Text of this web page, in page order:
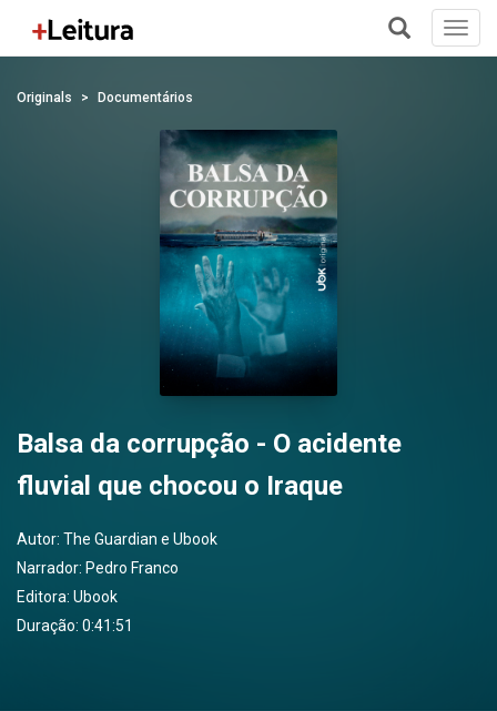
Originals Documentários
Balsa da corrupção - O acidente
fluvial que chocou o Iraque
Autor: The Guardian e Ubook
Narrador: Pedro Franco
Editora: Ubook
Duração: 0:41:51